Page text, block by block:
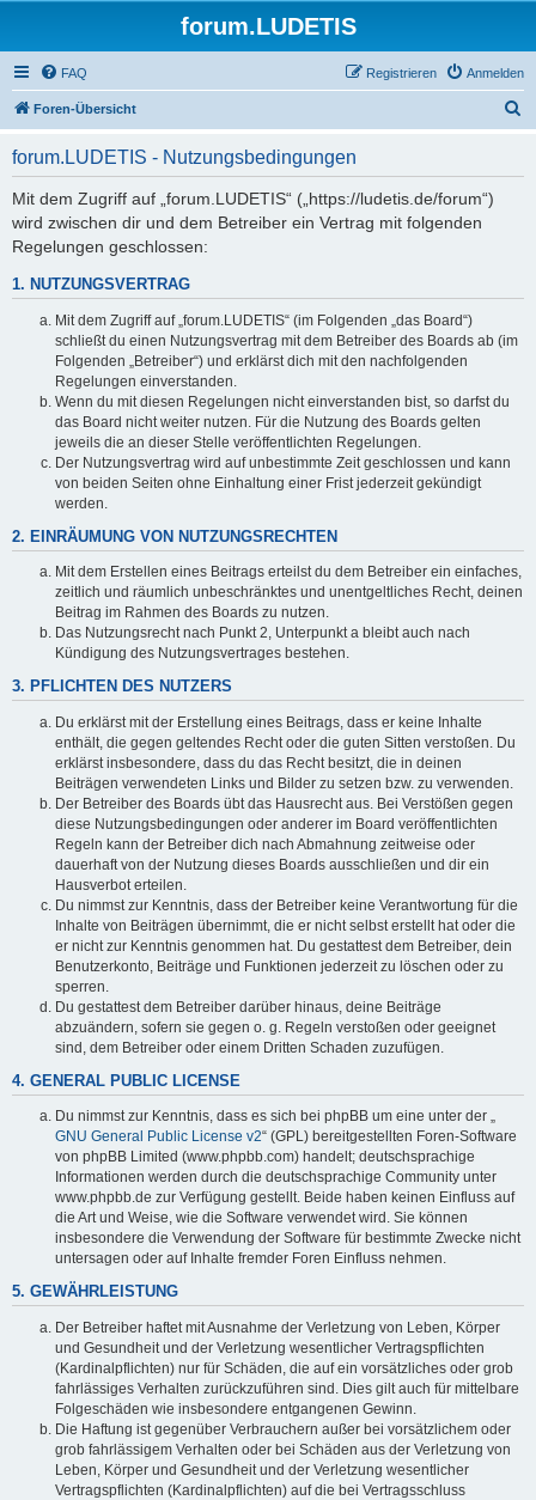
forum.LUDETIS
FAQ Anmelden
Registrieren
Foren-Übersicht
forum.LUDETIS - Nutzungsbedingungen
Mit dem Zugriff auf „forum.LUDETIS“ („https://ludetis.de/forum“)
wird zwischen dir und dem Betreiber ein Vertrag mit folgenden
Regelungen geschlossen:
1. NUTZUNGSVERTRAG
Mit dem Zugriff auf „forum.LUDETIS“ (im Folgenden „das Board“)
schließt du einen Nutzungsvertrag mit dem Betreiber des Boards ab (im
Folgenden „Betreiber“) und erklärst dich mit den nachfolgenden
Regelungen einverstanden.
Wenn du mit diesen Regelungen nicht einverstanden bist, so darfst du
das Board nicht weiter nutzen. Für die Nutzung des Boards gelten
jeweils die an dieser Stelle veröffentlichten Regelungen.
Der Nutzungsvertrag wird auf unbestimmte Zeit geschlossen und kann
von beiden Seiten ohne Einhaltung einer Frist jederzeit gekündigt
werden.
2. EINRÄUMUNG VON NUTZUNGSRECHTEN
Mit dem Erstellen eines Beitrags erteilst du dem Betreiber ein einfaches,
zeitlich und räumlich unbeschränktes und unentgeltliches Recht, deinen
Beitrag im Rahmen des Boards zu nutzen.
Das Nutzungsrecht nach Punkt 2, Unterpunkt a bleibt auch nach
Kündigung des Nutzungsvertrages bestehen.
3. PFLICHTEN DES NUTZERS
Du erklärst mit der Erstellung eines Beitrags, dass er keine Inhalte
enthält, die gegen geltendes Recht oder die guten Sitten verstoßen. Du
erklärst insbesondere, dass du das Recht besitzt, die in deinen
Beiträgen verwendeten Links und Bilder zu setzen bzw. zu verwenden.
Der Betreiber des Boards übt das Hausrecht aus. Bei Verstößen gegen
diese Nutzungsbedingungen oder anderer im Board veröffentlichten
Regeln kann der Betreiber dich nach Abmahnung zeitweise oder
dauerhaft von der Nutzung dieses Boards ausschließen und dir ein
Hausverbot erteilen.
Du nimmst zur Kenntnis, dass der Betreiber keine Verantwortung für die
Inhalte von Beiträgen übernimmt, die er nicht selbst erstellt hat oder die
er nicht zur Kenntnis genommen hat. Du gestattest dem Betreiber, dein
Benutzerkonto, Beiträge und Funktionen jederzeit zu löschen oder zu
sperren.
Du gestattest dem Betreiber darüber hinaus, deine Beiträge
abzuändern, sofern sie gegen o. g. Regeln verstoßen oder geeignet
sind, dem Betreiber oder einem Dritten Schaden zuzufügen.
4. GENERAL PUBLIC LICENSE
Du nimmst zur Kenntnis, dass es sich bei phpBB um eine unter der „
GNU General Public License v2“ (GPL) bereitgestellten Foren-Software
von phpBB Limited (www.phpbb.com) handelt; deutschsprachige
Informationen werden durch die deutschsprachige Community unter
www.phpbb.de zur Verfügung gestellt. Beide haben keinen Einfluss auf
die Art und Weise, wie die Software verwendet wird. Sie können
insbesondere die Verwendung der Software für bestimmte Zwecke nicht
untersagen oder auf Inhalte fremder Foren Einfluss nehmen.
5. GEWÄHRLEISTUNG
Der Betreiber haftet mit Ausnahme der Verletzung von Leben, Körper
und Gesundheit und der Verletzung wesentlicher Vertragspflichten
(Kardinalpflichten) nur für Schäden, die auf ein vorsätzliches oder grob
fahrlässiges Verhalten zurückzuführen sind. Dies gilt auch für mittelbare
Folgeschäden wie insbesondere entgangenen Gewinn.
Die Haftung ist gegenüber Verbrauchern außer bei vorsätzlichem oder
grob fahrlässigem Verhalten oder bei Schäden aus der Verletzung von
Leben, Körper und Gesundheit und der Verletzung wesentlicher
Vertragspflichten (Kardinalpflichten) auf die bei Vertragsschluss